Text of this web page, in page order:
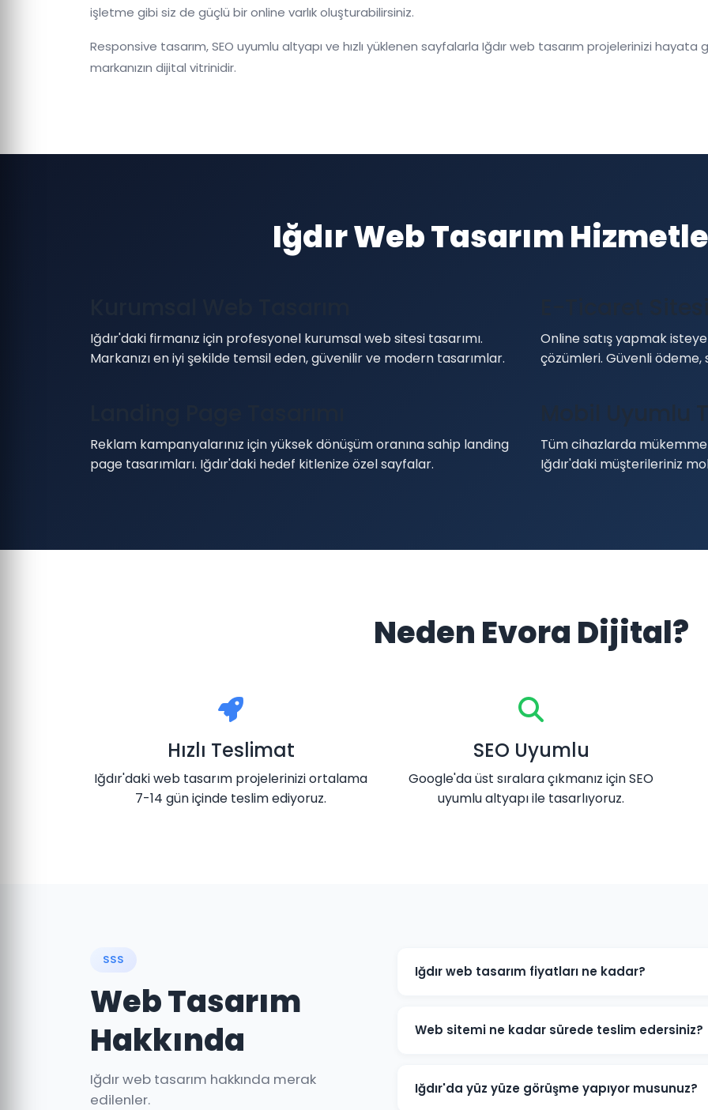
işletme gibi siz de güçlü bir online varlık oluşturabilirsiniz.
Responsive tasarım, SEO uyumlu altyapı ve hızlı yüklenen sayfalarla Iğdır web tasarım projelerinizi
markanızın dijital vitrinidir.
Iğdır Web Tasarım
Iğdır'daki firmanız için profesyonel kurumsal web sitesi tasarımı.
Markanızı en iyi şekilde temsil eden, güvenilir ve modern tasarımlar.
Online satış yapmak
çözümleri. Güvenli
Reklam kampanyalarınız için yüksek dönüşüm oranına sahip landing
page tasarımları. Iğdır'daki hedef kitlenize özel sayfalar.
Mobil Uyumlu
Tüm cihazlarda
Iğdır'daki müşterileriniz
Neden Evora Dijital?
Hızlı Teslimat
Iğdır'daki web tasarım projelerinizi ortalama
7-14 gün içinde teslim ediyoruz.
SEO Uyumlu
Google'da üst sıralara çıkmanız için SEO
uyumlu altyapı ile tasarlıyoruz.
SSS
Web Tasarım
Hakkında
Iğdır web tasarım hakkında merak
edilenler.
Iğdır web tasarım fiyatları ne kadar?
ticaret sitesi ve özel yazılım projeleri için farklı
Web sitemi ne kadar sürede teslim edersiniz?
edilmektedir. Projenin kapsamına göre süre değişebilir.
Iğdır'da yüz yüze görüşme yapıyor musunuz?